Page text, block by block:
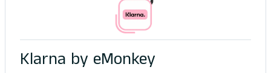
Klarna by eMonkey